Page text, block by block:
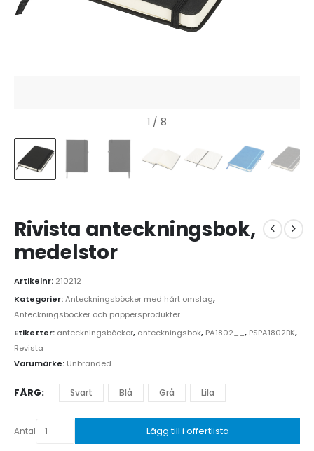
1 / 8
Rivista anteckningsbok,
medelstor
Artikelnr: 210212
Kategorier:Anteckningsböcker med hårt omslag,
Anteckningsböcker och pappersprodukter
Etiketter: anteckningsböcker, anteckningsbok, PA1802__ , PSPA1802BK,
Revista
Varumärke: Unbranded
FÄRG Svart Blå Grå Lila
Antal Lägg till i offertlista